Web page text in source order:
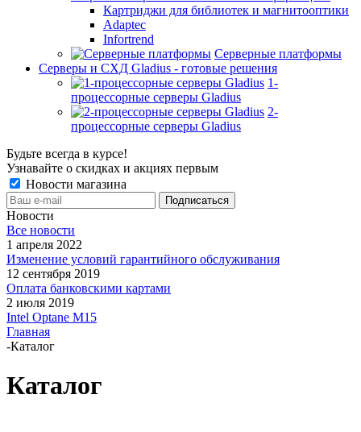
Картриджи для библиотек и магнитооптики
Adaptec
Infortrend
Серверные платформы
Серверы и СХД Gladius - готовые решения
1-
процессорные серверы Gladius
2-
процессорные серверы Gladius
Будьте всегда в курсе!
Узнавайте о скидках и акциях первым
Новости магазина
Новости
Все новости
1 апреля 2022
Изменение условий гарантийного обслуживания
12 сентября 2019
Оплата банковскими картами
2 июля 2019
Intel Optane M15
Главная
-Каталог
Каталог